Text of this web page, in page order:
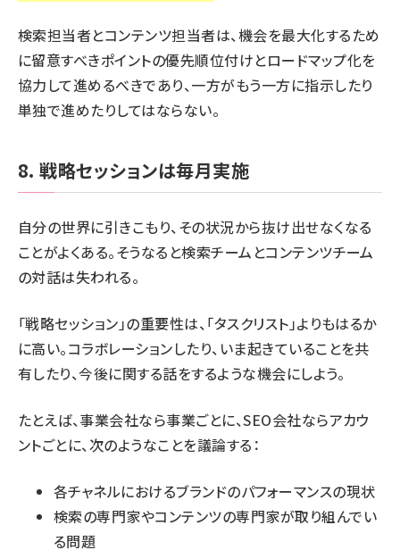
検索担当者とコンテンツ担当者は、機会を最大化するため
に留意すべきポイントの優先順位付けとロードマップ化を
協力して進めるべきであり、一方がもう一方に指示したり
単独で進めたりしてはならない。
8. 戦略セッションは毎月実施
自分の世界に引きこもり、その状況から抜け出せなくなる
ことがよくある。そうなると検索チームとコンテンツチーム
の対話は失われる。
「戦略セッション」の重要性は、「タスクリスト」よりもはるか
に高い。コラボレーションしたり、いま起きていることを共
有したり、今後に関する話をするような機会にしよう。
たとえば、事業会社なら事業ごとに、SEO会社ならアカウ
ントごとに、次のようなことを議論する：
各チャネルにおけるブランドのパフォーマンスの現状
検索の専門家やコンテンツの専門家が取り組んでい
る問題